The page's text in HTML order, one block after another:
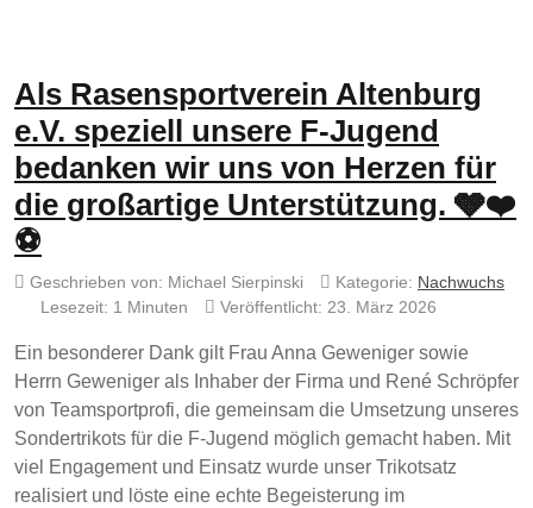
Als Rasensportverein Altenburg
e.V. speziell unsere F-Jugend
bedanken wir uns von Herzen für
die großartige Unterstützung. 🩶❤️
⚽
Geschrieben von: Michael Sierpinski Kategorie: Nachwuchs
Lesezeit: 1 Minuten
Veröffentlicht: 23. März 2026
Ein besonderer Dank gilt Frau Anna Geweniger sowie
Herrn Geweniger als Inhaber der Firma und René Schröpfer
von Teamsportprofi, die gemeinsam die Umsetzung unseres
Sondertrikots für die F-Jugend möglich gemacht haben. Mit
viel Engagement und Einsatz wurde unser Trikotsatz
realisiert und löste eine echte Begeisterung im